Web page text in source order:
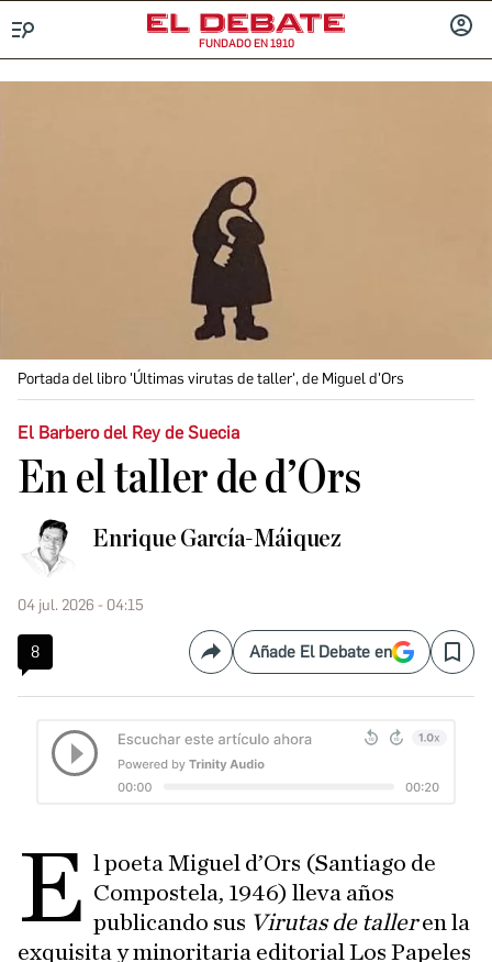
FUNDADO EN 1910
Portada del libro 'Últimas virutas de taller', de Miguel d'Ors
El Barbero del Rey de Suecia
En el taller de d’Ors
Enrique García-Máiquez
04 jul. 2026 - 04:15
8 CompartirAñade El Debate en Save
E l poeta Miguel d’Ors (Santiago de
Compostela, 1946) lleva años
publicando sus Virutas de talleren la
exquisita y minoritaria editorial Los Papeles